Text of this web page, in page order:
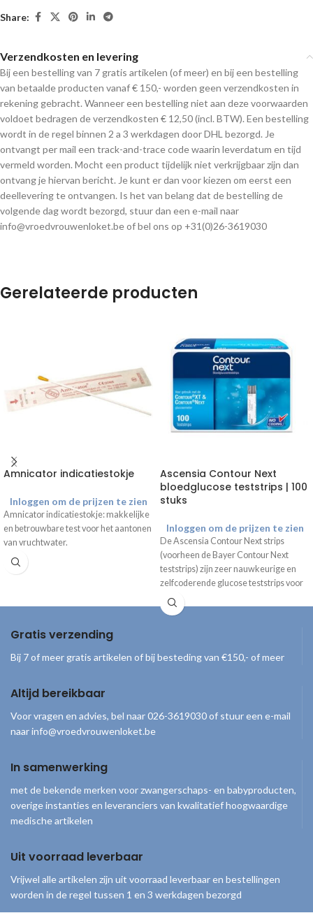
Share:
Verzendkosten en levering
Bij een bestelling van 7 gratis artikelen (of meer) en bij een bestelling
van betaalde producten vanaf € 150,- worden geen verzendkosten in
rekening gebracht. Wanneer een bestelling niet aan deze voorwaarden
voldoet bedragen de verzendkosten € 12,50 (incl. BTW). Een bestelling
wordt in de regel binnen 2 a 3 werkdagen door DHL bezorgd. Je
ontvangt per mail een track-and-trace code waarin leverdatum en tijd
vermeld worden. Mocht een product tijdelijk niet verkrijgbaar zijn dan
ontvang je hiervan bericht. Je kunt er dan voor kiezen om eerst een
deellevering te ontvangen. Is het van belang dat de bestelling de
volgende dag wordt bezorgd, stuur dan een e-mail naar
info@vroedvrouwenloket.be of bel ons op +31(0)26-3619030
Gerelateerde producten
Amnicator indicatiestokje
Inloggen om de prijzen te zien
Amnicator indicatiestokje: makkelijke
en betrouwbare test voor het aantonen
van vruchtwater.
Ascensia Contour Next
bloedglucose teststrips | 100
stuks
Inloggen om de prijzen te zien
De Ascensia Contour Next strips
(voorheen de Bayer Contour Next
teststrips) zijn zeer nauwkeurige en
zelfcoderende glucose teststrips voor
het meten van de hoeveelheid glucose
in het bloed. Nb. Uitsluitend voor
bloedsuikermeter.
Gratis verzending
Bij 7 of meer gratis artikelen of bij besteding van €150,- of meer
Altijd bereikbaar
Voor vragen en advies, bel naar 026-3619030 of stuur een e-mail
naar info@vroedvrouwenloket.be
In samenwerking
met de bekende merken voor zwangerschaps- en babyproducten,
overige instanties en leveranciers van kwalitatief hoogwaardige
medische artikelen
Uit voorraad leverbaar
Vrijwel alle artikelen zijn uit voorraad leverbaar en bestellingen
worden in de regel tussen 1 en 3 werkdagen bezorgd